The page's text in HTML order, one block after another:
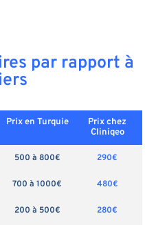
par rapport à
Prix en Turquie
Prix chez
Cliniqeo
500 à 800€
290€
700 à 1000€
480€
200 à 500€
280€